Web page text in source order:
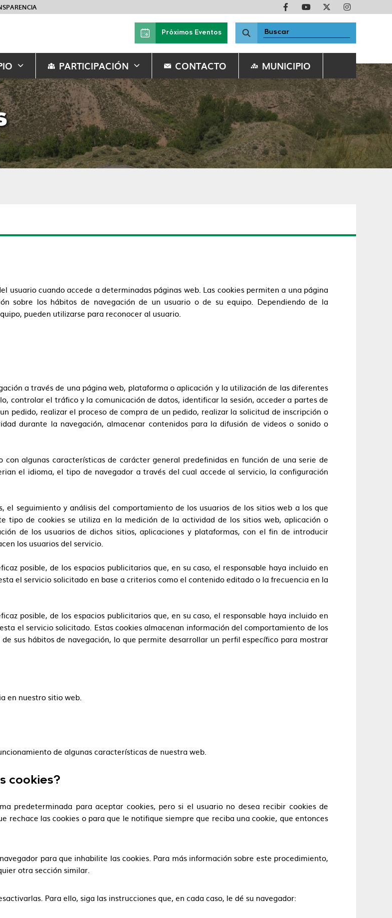
Próximos Eventos
PARTICIPACIÓN CONTACTO MUNICIPIO
usuario cuando accede a determinadas páginas web. Las cookies permiten a una página
sobre los hábitos de navegación de un usuario o de su equipo. Dependiendo de la
pueden utilizarse para reconocer al usuario.
a través de una página web, plataforma o aplicación y la utilización de las diferentes
controlar el tráfico y la comunicación de datos, identificar la sesión, acceder a partes de
pedido, realizar el proceso de compra de un pedido, realizar la solicitud de inscripción o
durante la navegación, almacenar contenidos para la difusión de videos o sonido o
algunas características de carácter general predefinidas en función de una serie de
el idioma, el tipo de navegador a través del cual accede al servicio, la configuración
el seguimiento y análisis del comportamiento de los usuarios de los sitios web a los que
tipo de cookies se utiliza en la medición de la actividad de los sitios web, aplicación o
de los usuarios de dichos sitios, aplicaciones y plataformas, con el fin de introducir
los usuarios del servicio.
posible, de los espacios publicitarios que, en su caso, el responsable haya incluido en
el servicio solicitado en base a criterios como el contenido editado o la frecuencia en la
posible, de los espacios publicitarios que, en su caso, el responsable haya incluido en
el servicio solicitado. Estas cookies almacenan información del comportamiento de los
sus hábitos de navegación, lo que permite desarrollar un perfil específico para mostrar
en nuestro sitio web.
de algunas características de nuestra web.
cookies?
predeterminada para aceptar cookies, pero si el usuario no desea recibir cookies de
rechace las cookies o para que le notifique siempre que reciba una cookie, que entonces
para que inhabilite las cookies. Para más información sobre este procedimiento,
otra sección similar.
Para ello, siga las instrucciones que, en cada caso, le dé su navegador: